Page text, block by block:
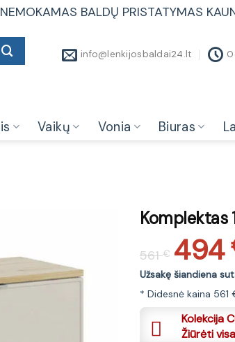
NEMOKAMAS BALDŲ PRISTATYMAS
info@lenkijosbaldai24.lt
Vaikų Vonia Biuras
Komplektas
561€
Original
price
was:
561 €.
494
Current
price
is:
494 €.
Užsakę šiandiena
* Didesnė kaina
Kolekcija
Žiūrėti